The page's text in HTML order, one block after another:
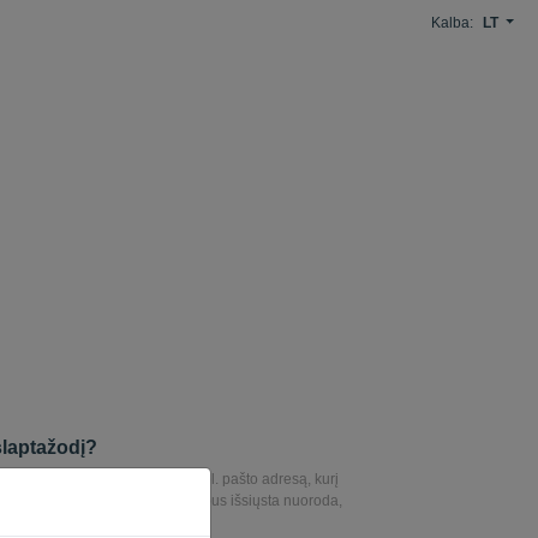
Kalba: LT
nustatyti slaptažodį, įveskite el. pašto adresą, kurį
Šiuo el. Pašto adresu bus išsiųsta nuoroda,